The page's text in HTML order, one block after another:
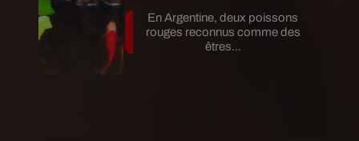
En Argentine, deux poissons
rouges reconnus comme des
êtres...